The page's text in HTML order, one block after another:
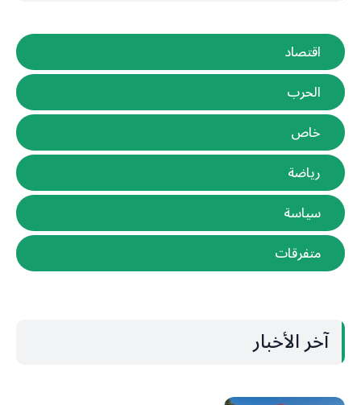
اقتصاد
الحرب
خاص
رياضة
سياسة
متفرقات
آخر الأخبار